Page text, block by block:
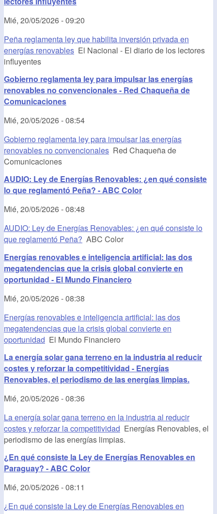
Mié, 20/05/2026 - 09:20
Peña reglamenta ley que habilita inversión privada en
energías renovables El Nacional - El diario de los lectores
influyentes
Gobierno reglamenta ley para impulsar las energías
renovables no convencionales - Red Chaqueña de
Comunicaciones
Mié, 20/05/2026 - 08:54
Gobierno reglamenta ley para impulsar las energías
renovables no convencionales Red Chaqueña de
Comunicaciones
AUDIO: Ley de Energías Renovables: ¿en qué consiste
lo que reglamentó Peña? - ABC Color
Mié, 20/05/2026 - 08:48
AUDIO: Ley de Energías Renovables: ¿en qué consiste lo
que reglamentó Peña? ABC Color
Energías renovables e inteligencia artificial: las dos
megatendencias que la crisis global convierte en
oportunidad - El Mundo Financiero
Mié, 20/05/2026 - 08:38
Energías renovables e inteligencia artificial: las dos
megatendencias que la crisis global convierte en
oportunidad El Mundo Financiero
La energía solar gana terreno en la industria al reducir
costes y reforzar la competitividad - Energías
Renovables, el periodismo de las energías limpias.
Mié, 20/05/2026 - 08:36
La energía solar gana terreno en la industria al reducir
costes y reforzar la competitividad Energías Renovables, el
periodismo de las energías limpias.
¿En qué consiste la Ley de Energías Renovables en
Paraguay? - ABC Color
Mié, 20/05/2026 - 08:11
¿En qué consiste la Ley de Energías Renovables en